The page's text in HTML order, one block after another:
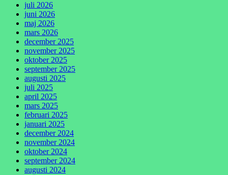
juli 2026
juni 2026
maj 2026
mars 2026
december 2025
november 2025
oktober 2025
september 2025
augusti 2025
juli 2025
april 2025
mars 2025
februari 2025
januari 2025
december 2024
november 2024
oktober 2024
september 2024
augusti 2024